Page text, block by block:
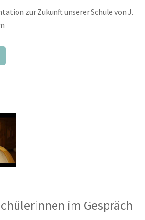
zur Zukunft unserer Schule von J.
im Gespräch